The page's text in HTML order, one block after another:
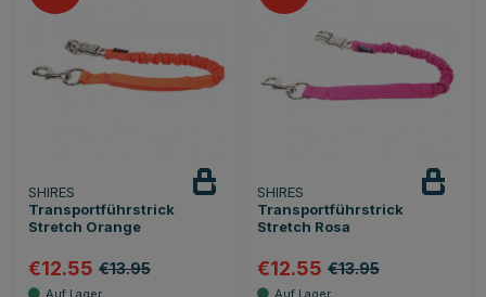
SHIRES
Transportführstrick
Stretch Orange
€12.55 €13.95
SHIRES
Transportführstrick
Stretch Rosa
€12.55 €13.95